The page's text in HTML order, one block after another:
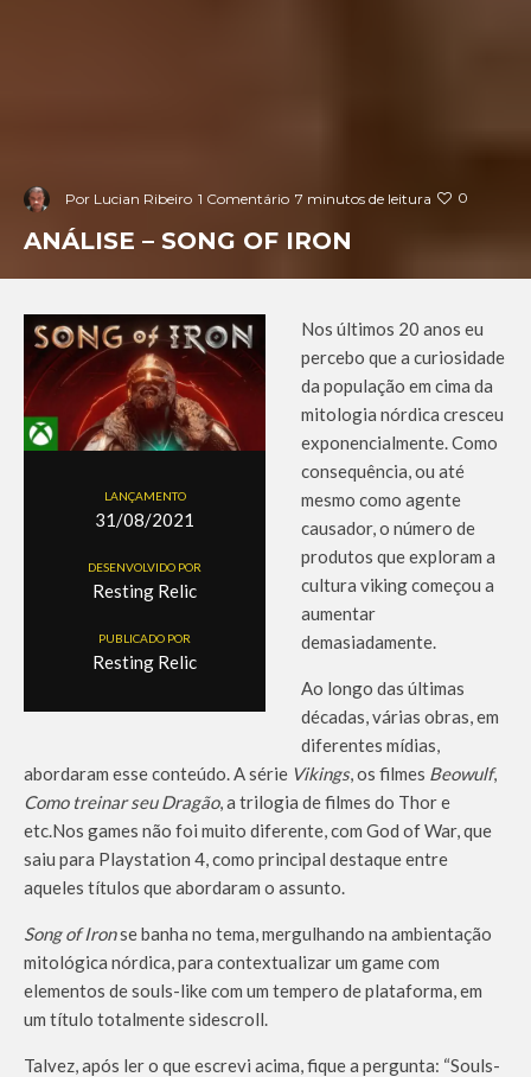
Por Lucian Ribeiro 1 Comentário 7 minutos de leitura 0
ANÁLISE – SONG OF IRON
LANÇAMENTO
31/08/2021
DESENVOLVIDO POR
Resting Relic
PUBLICADO POR
Resting Relic
Nos últimos 20 anos eu
percebo que a curiosidade
da população em cima da
mitologia nórdica cresceu
exponencialmente. Como
consequência, ou até
mesmo como agente
causador, o número de
produtos que exploram a
cultura viking começou a
aumentar
demasiadamente.
Ao longo das últimas
décadas, várias obras, em
diferentes mídias,
abordaram esse conteúdo. A série Vikings, os filmes Beowulf,
Como treinar seu Dragão, a trilogia de filmes do Thor e
etc.Nos games não foi muito diferente, com God of War, que
saiu para Playstation 4, como principal destaque entre
aqueles títulos que abordaram o assunto.
Song of Ironse banha no tema, mergulhando na ambientação
mitológica nórdica, para contextualizar um game com
elementos de souls-like com um tempero de plataforma, em
um título totalmente sidescroll.
Talvez, após ler o que escrevi acima, fique a pergunta: “Souls-